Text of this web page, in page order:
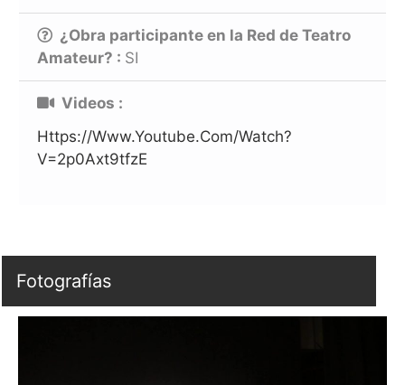
¿Obra participante en la Red de Teatro
Amateur? : SI
Videos :
Https://www.youtube.com/watch?
V=2p0Axt9tfzE
Fotografías